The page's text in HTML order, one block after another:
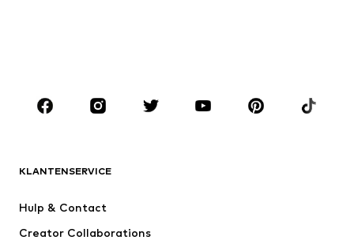
Accessoires
Premium
Nieuw
T-shirt & tops
KLANTENSERVICE
Hulp & Contact
Creator Collaborations